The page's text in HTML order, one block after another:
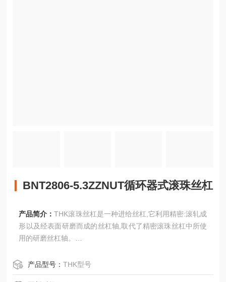
BNT2806-5.3ZZNUT循环器式滚珠丝杠
产品简介：THK滚珠丝杠是一种进给丝杠,它利用精密:滚轧成
形以及经表面研磨而成的丝杠轴,取代了精密滚珠丝杠中所使
用的研磨丝杠轴。
产品型号：THK型号